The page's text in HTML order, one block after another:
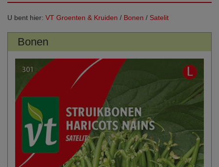
U bent hier: VT Groenten & Kruiden / Bonen / Satelit
Bonen